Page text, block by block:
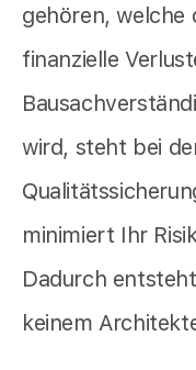
gehören, welche
finanzielle
wird, steht bei
minimiert Ihr
Dadurch
keinem